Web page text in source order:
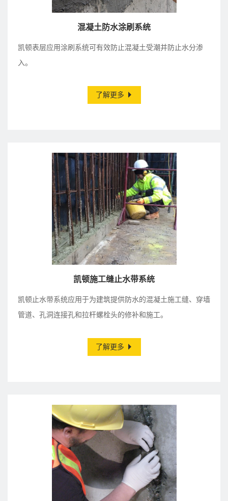
混凝土防水涂刷系统
凯顿表层应用涂刷系统可有效防止混凝土受潮并防止水分渗
入。
了解更多
凯顿施工缝止水带系统
凯顿止水带系统应用于为建筑提供防水的混凝土施工缝、穿墙
管道、孔洞连接孔和拉杆螺栓头的修补和施工。
了解更多